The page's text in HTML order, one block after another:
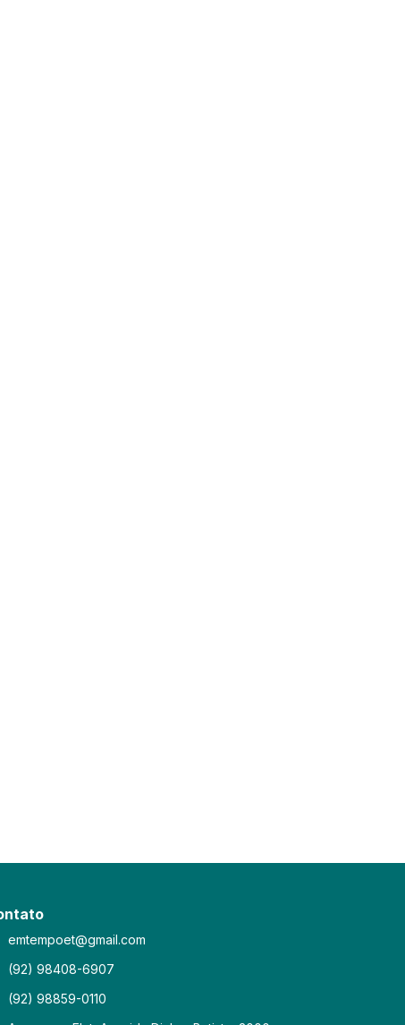
emtempoet@gmail.com
(92) 98408-6907
(92) 98859-0110